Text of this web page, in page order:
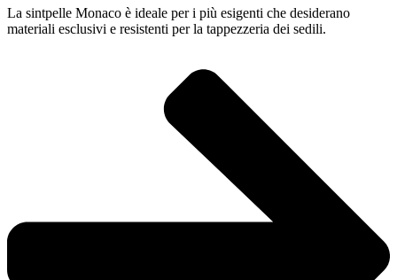
La sintpelle Monaco è ideale per i più esigenti che desiderano
materiali esclusivi e resistenti per la tappezzeria dei sedili.